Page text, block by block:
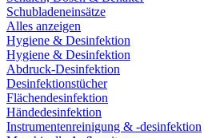
Schubladeneinsätze
Alles anzeigen
Hygiene & Desinfektion
Hygiene & Desinfektion
Abdruck-Desinfektion
Desinfektionstücher
Flächendesinfektion
Händedesinfektion
Instrumentenreinigung & -desinfektion